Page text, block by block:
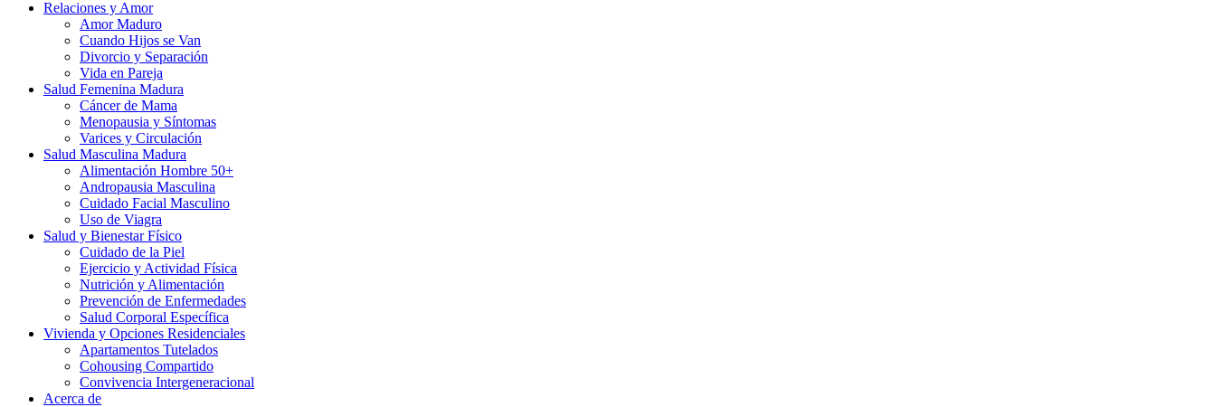
Relaciones y Amor
Amor Maduro
Cuando Hijos se Van
Divorcio y Separación
Vida en Pareja
Salud Femenina Madura
Cáncer de Mama
Menopausia y Síntomas
Varices y Circulación
Salud Masculina Madura
Alimentación Hombre 50+
Andropausia Masculina
Cuidado Facial Masculino
Uso de Viagra
Salud y Bienestar Físico
Cuidado de la Piel
Ejercicio y Actividad Física
Nutrición y Alimentación
Prevención de Enfermedades
Salud Corporal Específica
Vivienda y Opciones Residenciales
Apartamentos Tutelados
Cohousing Compartido
Convivencia Intergeneracional
Acerca de